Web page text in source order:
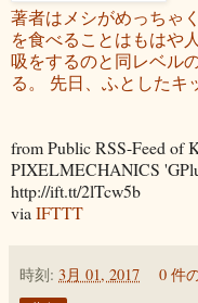
著者はメシがめっちゃ
を食べることはもはや
吸をするのと同レベル
る。 先日、ふとした
from Public RSS-Feed of
PIXELMECHANICS
http://ift.tt/2lTcw5b
viaIFTTT
時刻: 3月 01, 2017 0 件